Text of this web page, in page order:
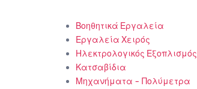
Βοηθητικά Εργαλεία
Εργαλεία Χειρός
Ηλεκτρολογικός Εξοπλισμός
Κατσαβίδια
Μηχανήματα - Πολύμετρα